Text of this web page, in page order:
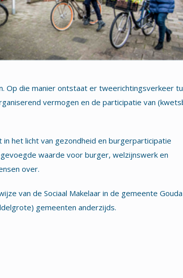
Op die manier ontstaat er tweerichtingsverkeer
vermogen en de participatie van
het licht van gezondheid en burgerparticipatie
waarde voor burger, welzijnswerk en
over.
van de Sociaal Makelaar in de gemeente Gouda
gemeenten anderzijds.